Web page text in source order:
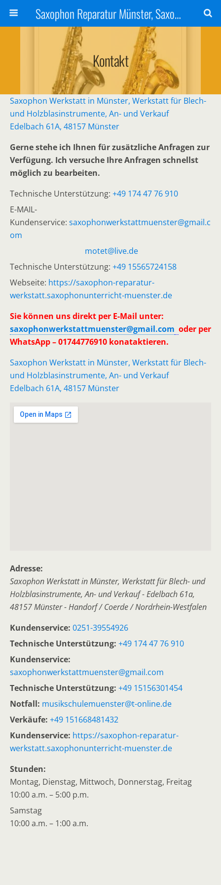
Saxophon Reparatur Münster, Saxophon Werkstatt, An & Verkauf
Kontakt
Saxophon Werkstatt in Münster, Werkstatt für Blech-
und Holzblasinstrumente, An- und Verkauf
Edelbach 61A, 48157 Münster
Gerne stehe ich Ihnen für zusätzliche Anfragen zur
Verfügung. Ich versuche Ihre Anfragen schnellst
möglich zu bearbeiten.
Technische Unterstützung: +49 174 47 76 910
E-MAIL-
Kundenservice: saxophonwerkstattmuenster@gmail.c
om
motet@live.de
Technische Unterstützung: +49 15565724158
Webseite: https://saxophon-reparatur-
werkstatt.saxophonunterricht-muenster.de
Sie können uns direkt per E-Mail unter:
saxophonwerkstattmuenster@gmail.com oder per
WhatsApp – 01744776910 konataktieren.
Saxophon Werkstatt in Münster, Werkstatt für Blech-
und Holzblasinstrumente, An- und Verkauf
Edelbach 61A, 48157 Münster
Adresse:
Saxophon Werkstatt in Münster, Werkstatt für Blech- und
Holzblasinstrumente, An- und Verkauf- Edelbach 61a,
48157 Münster - Handorf / Coerde / Nordrhein-Westfalen
Kundenservice: 0251-39554926
Technische Unterstützung: +49 174 47 76 910
Kundenservice:
saxophonwerkstattmuenster@gmail.com
Technische Unterstützung: +49 15156301454
Notfall: musikschulemuenster@t-online.de
Verkäufe: +49 151668481432
Kundenservice: https://saxophon-reparatur-
werkstatt.saxophonunterricht-muenster.de
Stunden:
Montag, Dienstag, Mittwoch, Donnerstag, Freitag
10:00 a.m. – 5:00 p.m.
Samstag
10:00 a.m. – 1:00 a.m.